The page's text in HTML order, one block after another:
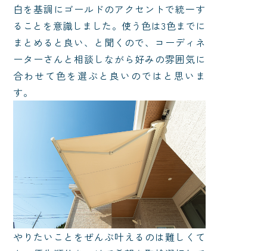
白を基調にゴールドのアクセントで統一す
ることを意識しました。使う色は3色までに
まとめると良い、と聞くので、コーディネ
ーターさんと相談しながら好みの雰囲気に
合わせて色を選ぶと良いのではと思いま
す。
やりたいことをぜんぶ叶えるのは難しくて